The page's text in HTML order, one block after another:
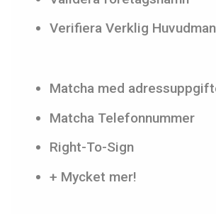
Verifiera Verklig Huvudman
Matcha med
Matcha Telefonnummer
Right-To-Sign
+ Mycket mer!